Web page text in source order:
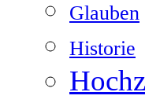
Glauben
Historie